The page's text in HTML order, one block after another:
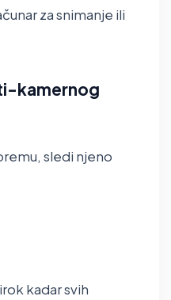
za snimanje ili
kamernog
sledi njeno
kadar svih